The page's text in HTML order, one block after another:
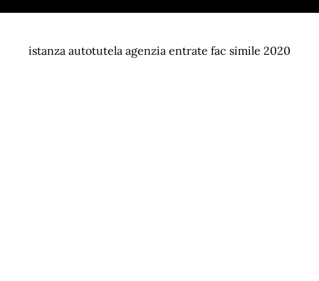
istanza autotutela agenzia entrate fac simile 2020